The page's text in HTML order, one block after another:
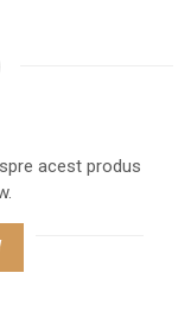
acest produs